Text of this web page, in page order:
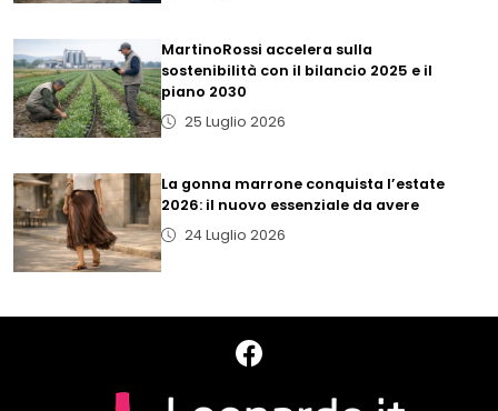
MartinoRossi accelera sulla
sostenibilità con il bilancio 2025 e il
piano 2030
25 Luglio 2026
La gonna marrone conquista l’estate
2026: il nuovo essenziale da avere
24 Luglio 2026